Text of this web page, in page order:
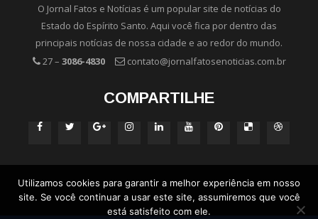
O Jornal Fatos e Notícias é um popular site de notícias do
Estado do Espírito Santo. Aqui você fica por dentro das
principais notícias de nossa cidade e ao redor do mundo.
27 – 3086-4830 contato@jornalfatosenoticias.com.br
COMPARTILHE
Utilizamos cookies para garantir a melhor experiência em nosso
site. Se você continuar a usar este site, assumiremos que você
está satisfeito com ele.